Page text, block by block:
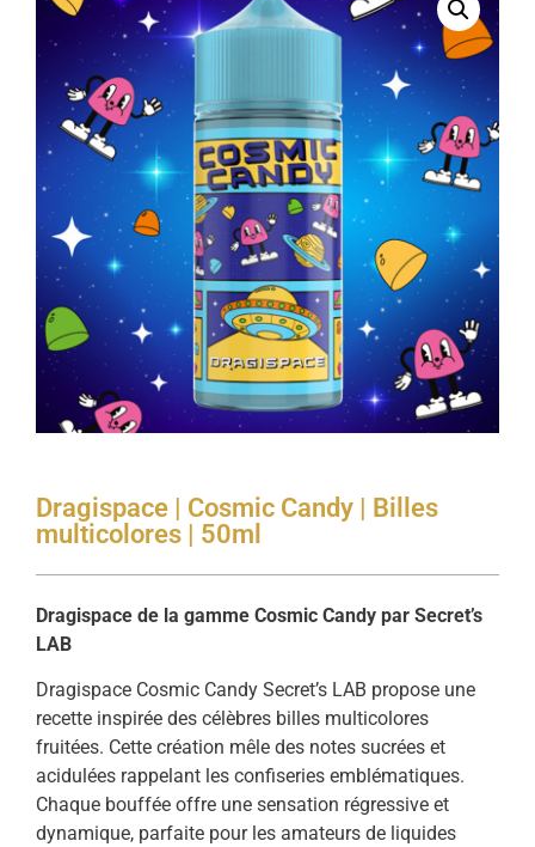
Dragispace | Cosmic Candy | Billes
multicolores | 50ml
Dragispace de la gamme Cosmic Candy par Secret’s
LAB
Dragispace Cosmic Candy Secret’s LAB propose une
recette inspirée des célèbres billes multicolores
fruitées. Cette création mêle des notes sucrées et
acidulées rappelant les confiseries emblématiques.
Chaque bouffée offre une sensation régressive et
dynamique, parfaite pour les amateurs de liquides